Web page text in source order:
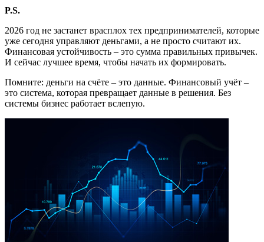
P.S.
2026 год не застанет врасплох тех предпринимателей, которые
уже сегодня управляют деньгами, а не просто считают их.
Финансовая устойчивость – это сумма правильных привычек.
И сейчас лучшее время, чтобы начать их формировать.
Помните: деньги на счёте – это данные. Финансовый учёт –
это система, которая превращает данные в решения. Без
системы бизнес работает вслепую.